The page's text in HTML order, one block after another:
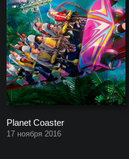
Planet Coaster
17 ноября 2016